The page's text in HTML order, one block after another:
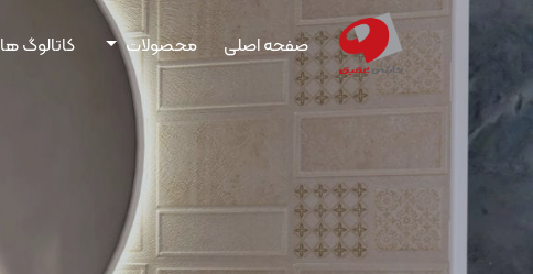
صفحه اصلی محصولات کاتالوگ ها